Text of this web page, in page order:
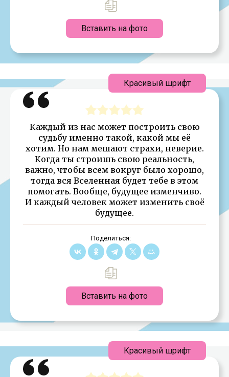
Вставить на фото
Каждый из нас может построить свою
судьбу именно такой, какой мы её
хотим. Но нам мешают страхи, неверие.
Когда ты строишь свою реальность,
важно, чтобы всем вокруг было хорошо,
тогда вся Вселенная будет тебе в этом
помогать. Вообще, будущее изменчиво.
И каждый человек может изменить своё
будущее.
Поделиться:
Вставить на фото
Красивый шрифт
Красивый шрифт